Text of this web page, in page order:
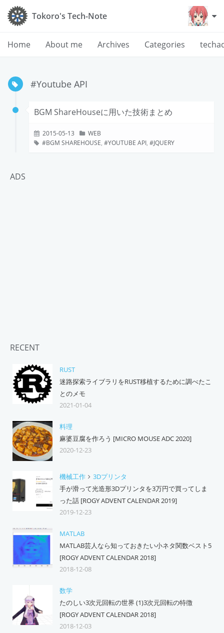
Tokoro's Tech-Note
Home About me Archives Categories
#Youtube API
BGM ShareHouseに用いた技術まとめ
2015-05-13
WEB
BGM SHAREHOUSE, YOUTUBE API, JQUERY
ADS
RECENT
RUST
迷路探索ライブラリをRUST移植するために調べたこ
とのメモ
2021-01-04
料理
麻婆豆腐を作ろう [MICRO MOUSE ADC 2020]
2020-12-23
機械工作
3Dプリンタ
手が滑って光造形3Dプリンタを3万円で買ってしま
った話 [ROGY ADVENT CALENDAR 2019]
2019-12-23
MATLAB
MATLAB芸人なら知っておきたい小ネタ関数ベスト5
[ROGY ADVENT CALENDAR 2018]
2018-12-08
数学
たのしい3次元回転の世界 (1)3次元回転の特徴
[ROGY ADVENT CALENDAR 2018]
2018-12-03